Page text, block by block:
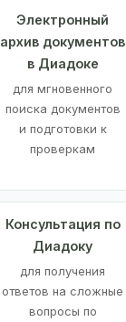
Электронный
архив документов
в Диадоке
для мгновенного
поиска документов
и подготовки к
проверкам
Консультация по
Диадоку
для получения
ответов на сложные
вопросы по